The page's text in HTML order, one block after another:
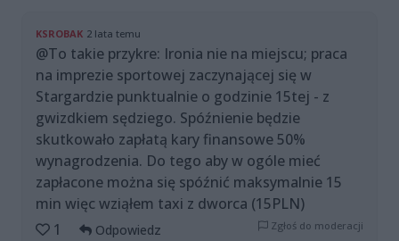
KSROBAK 2 lata temu
@To takie przykre: Ironia nie na miejscu; praca
na imprezie sportowej zaczynającej się w
Stargardzie punktualnie o godzinie 15tej - z
gwizdkiem sędziego. Spóźnienie będzie
skutkowało zapłatą kary finansowe 50%
wynagrodzenia. Do tego aby w ogóle mieć
zapłacone można się spóźnić maksymalnie 15
min więc wziąłem taxi z dworca (15PLN)
1
Odpowiedz Zgłoś do moderacji